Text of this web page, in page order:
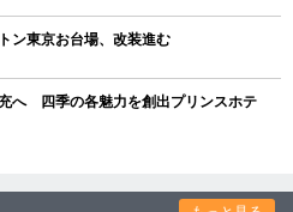
ン東京お台場、改装進む
へ 四季の各魅力を創出プリンスホテ